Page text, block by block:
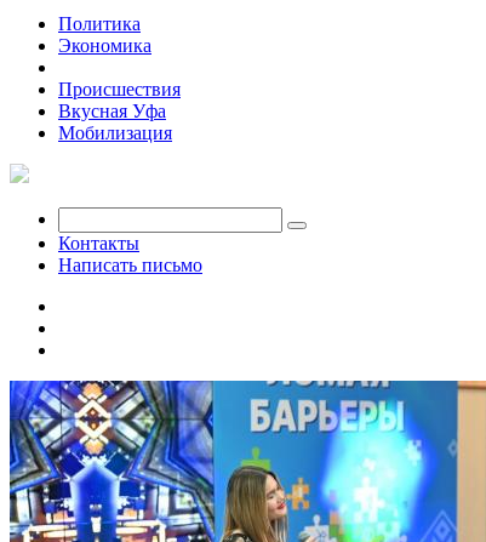
Политика
Экономика
Происшествия
Вкусная Уфа
Мобилизация
Контакты
Написать письмо